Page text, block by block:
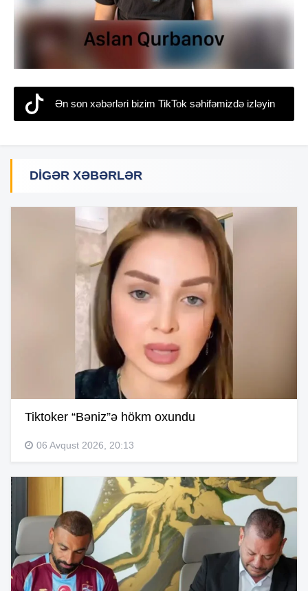
Ən son xəbərləri bizim TikTok səhifəmizdə izləyin
DIGƏR XƏBƏRLƏR
Tiktoker “Bəniz”ə hökm oxundu
06 Avqust 2026, 20:13